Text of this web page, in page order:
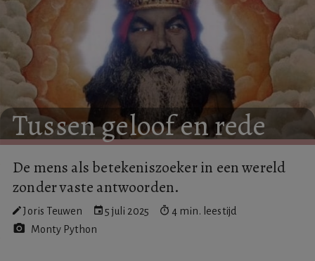
Tussengeloofenrede
De mens als betekeniszoeker in een wereld
zonder vaste antwoorden.
Joris Teuwen 5 juli 2025
4 min. leestijd
Monty Python